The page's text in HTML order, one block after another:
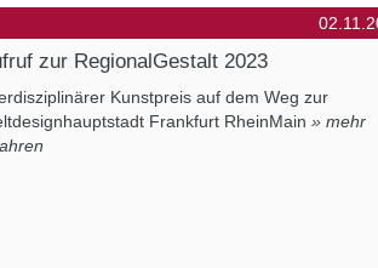
zur RegionalGestalt 2023
Kunstpreis auf dem Weg zur
Frankfurt RheinMain » mehr